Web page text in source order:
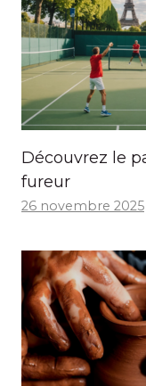
Découvrez le
fureur
26 novembre 2025